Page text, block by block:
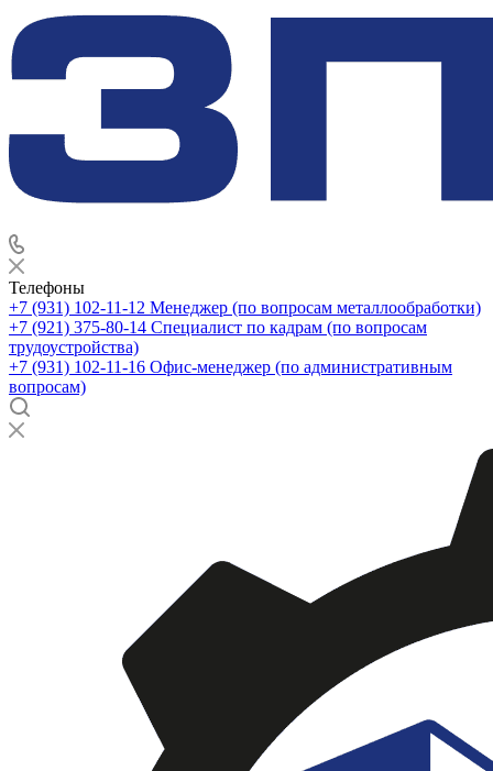
Телефоны
+7 (931) 102-11-12 Менеджер (по вопросам металлообработки)
+7 (921) 375-80-14 Специалист по кадрам (по вопросам
трудоустройства)
+7 (931) 102-11-16 Офис-менеджер (по административным
вопросам)